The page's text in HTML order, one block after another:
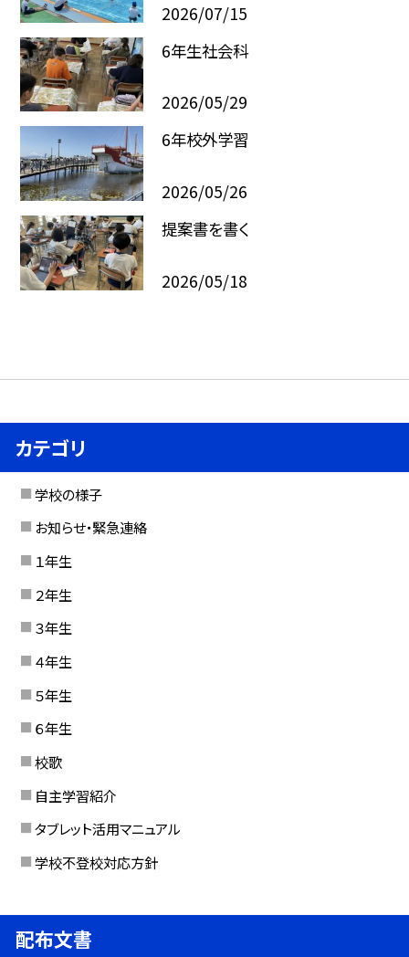
2026/07/15
6年生社会科
2026/05/29
6年校外学習
2026/05/26
提案書を書く
2026/05/18
カテゴリ
学校の様子
お知らせ・緊急連絡
１年生
２年生
３年生
４年生
５年生
６年生
校歌
自主学習紹介
タブレット活用マニュアル
学校不登校対応方針
配布文書